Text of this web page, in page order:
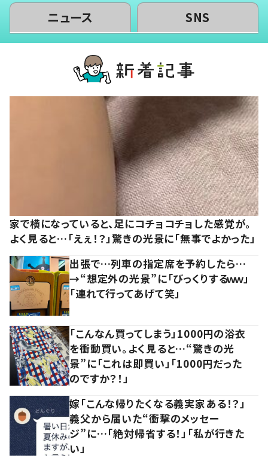
ニュース SNS
家で横になっていると、足にコチョコチョした感覚が。
よく見ると…「えぇ！？」驚きの光景に「無事でよかった」
出張で…列車の指定席を予約したら…
→“想定外の光景”に「びっくりするｗｗ」
「連れて行ってあげて笑」
「こんなん買ってしまう」1000円の浴衣
を衝動買い。よく見ると…“驚きの光
景”に「これは即買い」「1000円だった
のですか？！」
嫁「こんな帰りたくなる義実家ある！？」
義父から届いた“衝撃のメッセー
ジ”に…「絶対帰省する！」「私が行きた
い」